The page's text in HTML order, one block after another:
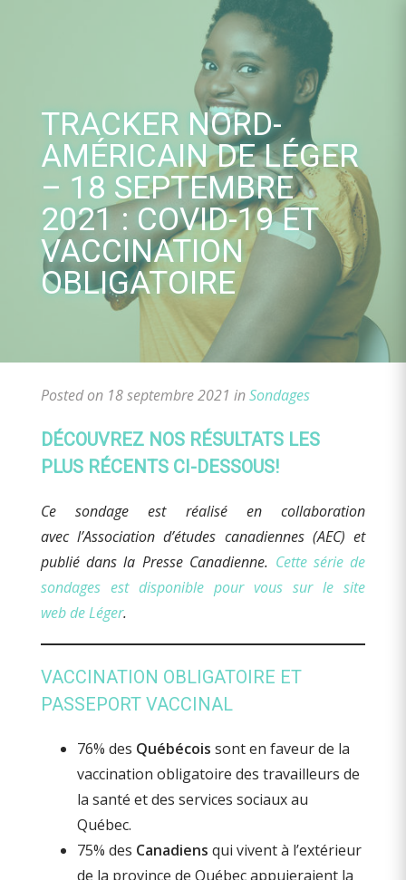
TRACKER NORD-
AMÉRICAIN DE LÉGER
– 18 SEPTEMBRE
2021 : COVID-19 ET
VACCINATION
OBLIGATOIRE
Posted on 18 septembre 2021 inSondages
DÉCOUVREZ NOS RÉSULTATS LES
PLUS RÉCENTS CI-DESSOUS!
Ce sondage est réalisé en collaboration
avec l’Association d’études canadiennes (AEC) et
publié dans la Presse Canadienne. Cette série de
sondages est disponible pour vous sur le site
web de Léger.
VACCINATION OBLIGATOIRE ET
PASSEPORT VACCINAL
76% des Québécois sont en faveur de la
vaccination obligatoire des travailleurs de
la santé et des services sociaux au
Québec.
75% des Canadiens qui vivent à l’extérieur
de la province de Québec appuieraient la